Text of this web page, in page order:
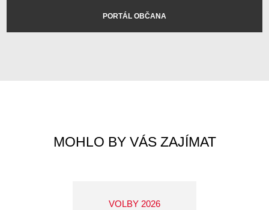
PORTÁL OBČANA
MOHLO BY VÁS ZAJÍMAT
VOLBY 2026